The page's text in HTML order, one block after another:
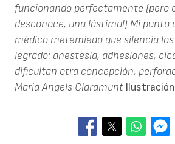
funcionando perfectamente (pero
desconoce, una lástima!) Mi punto
médico metemiedo que silencia
legrado: anestesia, adhesiones,
dificultan otra concepción,
Maria Angels Claramunt